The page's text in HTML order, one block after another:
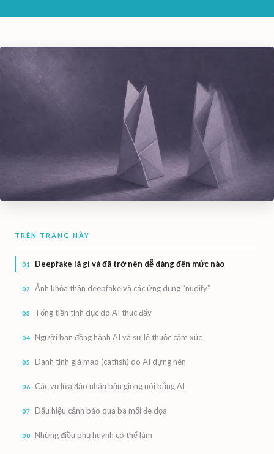
TRÊN TRANG NÀY
Deepfake là gì và đã trở nên dễ dàng đến mức nào
Ảnh khỏa thân deepfake và các ứng dụng “nudify”
Tống tiền tình dục do AI thúc đẩy
Người bạn đồng hành AI và sự lệ thuộc cảm xúc
Danh tính giả mạo (catfish) do AI dựng nên
Các vụ lừa đảo nhân bản giọng nói bằng AI
Dấu hiệu cảnh báo qua ba mối đe dọa
Những điều phụ huynh có thể làm